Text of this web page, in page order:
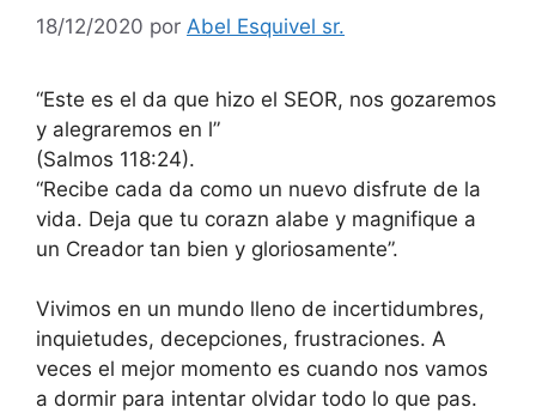
18/12/2020 por Abel Esquivel sr.
“Este es el da que hizo el SEOR, nos gozaremos
y alegraremos en l”
(Salmos 118:24).
“Recibe cada da como un nuevo disfrute de la
vida. Deja que tu corazn alabe y magnifique a
un Creador tan bien y gloriosamente”.
Vivimos en un mundo lleno de incertidumbres,
inquietudes, decepciones, frustraciones. A
veces el mejor momento es cuando nos vamos
a dormir para intentar olvidar todo lo que pas.